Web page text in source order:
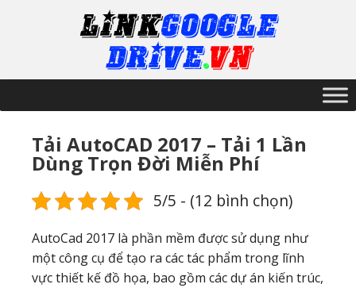
Tải AutoCAD 2017 – Tải 1 Lần
Dùng Trọn Đời Miễn Phí
5/5 - (12 bình chọn)
AutoCad 2017 là phần mềm được sử dụng như
một công cụ để tạo ra các tác phẩm trong lĩnh
vực thiết kế đồ họa, bao gồm các dự án kiến ​​trúc,